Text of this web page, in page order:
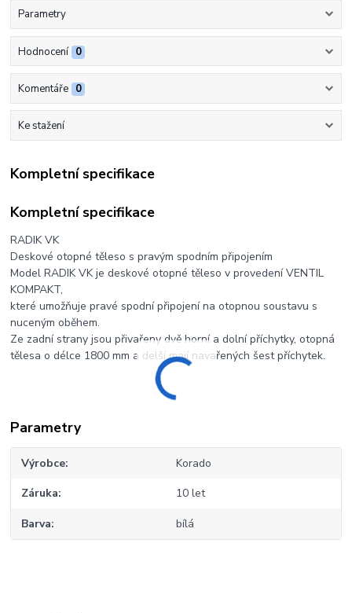
Parametry
Hodnocení 0
Komentáře 0
Ke stažení
Kompletní specifikace
Kompletní specifikace
RADIK VK
Deskové otopné těleso s pravým spodním připojením
Model RADIK VK je deskové otopné těleso v provedení VENTIL
KOMPAKT,
které umožňuje pravé spodní připojení na otopnou soustavu s
nuceným oběhem.
Ze zadní strany jsou přivařeny dvě horní a dolní příchytky, otopná
tělesa o délce 1800 mm a delší mají navařených šest příchytek.
Parametry
Výrobce Korado
Záruka 10 let
Barva bílá